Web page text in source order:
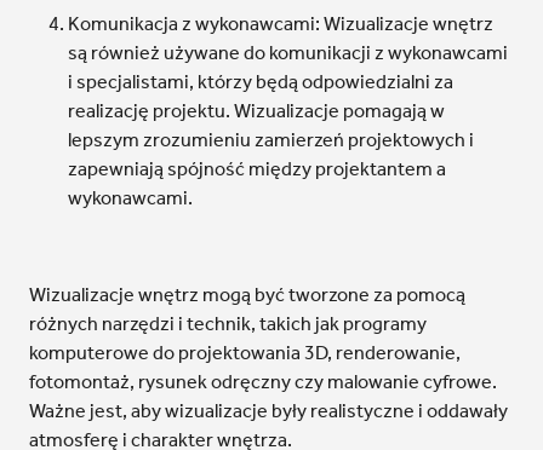
Komunikacja z wykonawcami: Wizualizacje wnętrz
są również używane do komunikacji z wykonawcami
i specjalistami, którzy będą odpowiedzialni za
realizację projektu. Wizualizacje pomagają w
lepszym zrozumieniu zamierzeń projektowych i
zapewniają spójność między projektantem a
wykonawcami.
Wizualizacje wnętrz mogą być tworzone za pomocą
różnych narzędzi i technik, takich jak programy
komputerowe do projektowania 3D, renderowanie,
fotomontaż, rysunek odręczny czy malowanie cyfrowe.
Ważne jest, aby wizualizacje były realistyczne i oddawały
atmosferę i charakter wnętrza.